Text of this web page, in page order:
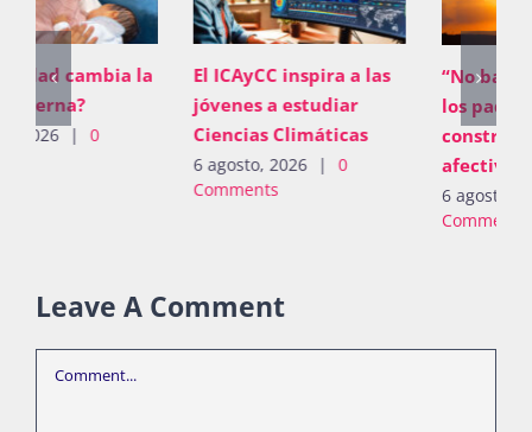
El ICAyCC inspira a las
jóvenes a estudiar
Ciencias Climáticas
“No basta con proveer;
los padres deben
construir vínculos
afectivos”
Leave A Comment
Comment